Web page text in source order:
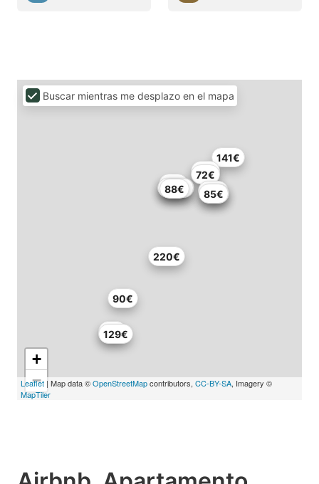
91€
220€
129€
90€
79€
130€
100€
88€
67€
141€
80€
72€
79€
85€
+
−
Leaflet | Map data ©OpenStreetMapcontributors, CC-BY-SA, Imagery ©
MapTiler
Buscar mientras me desplazo en el mapa